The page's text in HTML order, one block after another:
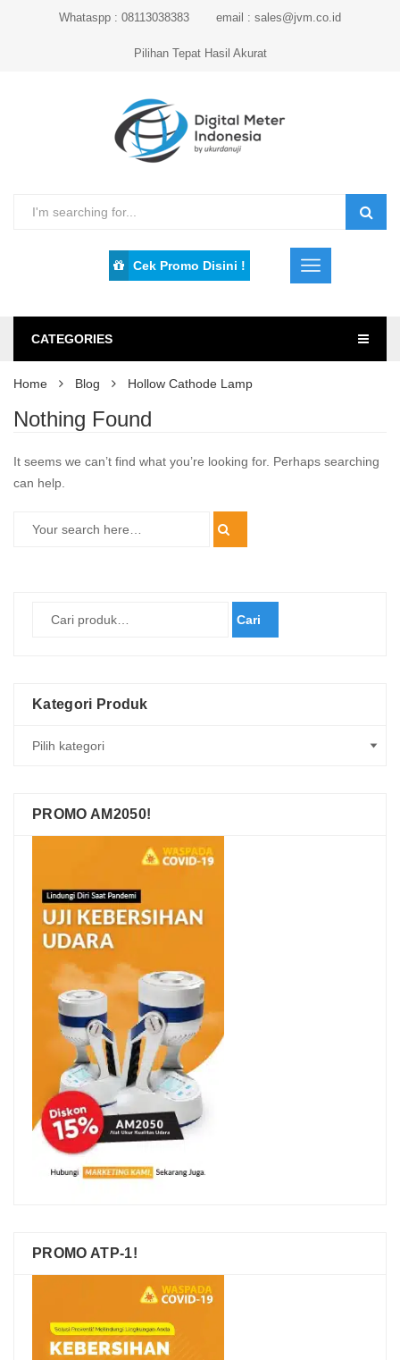
Whataspp : 08113038383 email : sales@jvm.co.id
Pilihan Tepat Hasil Akurat
Cek Promo Disini !
CATEGORIES
Home Blog Hollow Cathode Lamp
Nothing Found
It seems we can’t find what you’re looking for. Perhaps searching
can help.
Cari
Kategori Produk
PROMO AM2050!
PROMO ATP-1!